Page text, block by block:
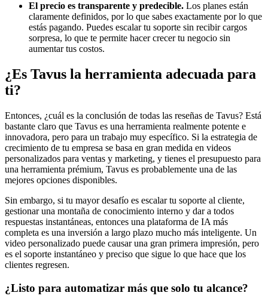
El precio es transparente y predecible. Los planes están
claramente definidos, por lo que sabes exactamente por lo que
estás pagando. Puedes escalar tu soporte sin recibir cargos
sorpresa, lo que te permite hacer crecer tu negocio sin
aumentar tus costos.
¿Es Tavus la herramienta adecuada para
ti?
Entonces, ¿cuál es la conclusión de todas las reseñas de Tavus? Está
bastante claro que Tavus es una herramienta realmente potente e
innovadora, pero para un trabajo muy específico. Si la estrategia de
crecimiento de tu empresa se basa en gran medida en videos
personalizados para ventas y marketing, y tienes el presupuesto para
una herramienta prémium, Tavus es probablemente una de las
mejores opciones disponibles.
Sin embargo, si tu mayor desafío es escalar tu soporte al cliente,
gestionar una montaña de conocimiento interno y dar a todos
respuestas instantáneas, entonces una plataforma de IA más
completa es una inversión a largo plazo mucho más inteligente. Un
video personalizado puede causar una gran primera impresión, pero
es el soporte instantáneo y preciso que sigue lo que hace que los
clientes regresen.
¿Listo para automatizar más que solo tu alcance?